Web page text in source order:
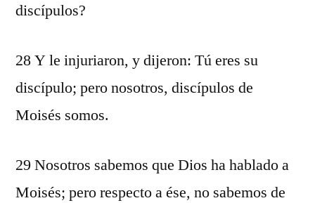
discípulos?
28 Y le injuriaron, y dijeron: Tú eres su
discípulo; pero nosotros, discípulos de
Moisés somos.
29 Nosotros sabemos que Dios ha hablado a
Moisés; pero respecto a ése, no sabemos de